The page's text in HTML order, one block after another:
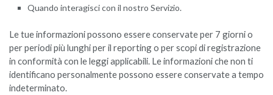
Quando interagisci con il nostro Servizio.
Le tue informazioni possono essere conservate per 7 giorni o
per periodi più lunghi per il reporting o per scopi di registrazione
in conformità con le leggi applicabili. Le informazioni che non ti
identificano personalmente possono essere conservate a tempo
indeterminato.